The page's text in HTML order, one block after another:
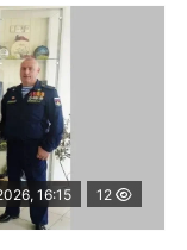
16:15 12